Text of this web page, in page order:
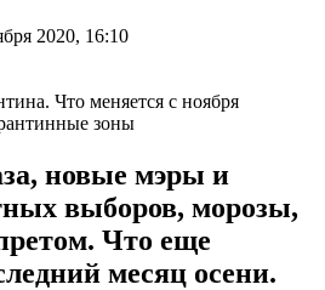
2020, 16:10
зоны
новые мэры и
выборов, морозы,
Что еще
месяц осени.